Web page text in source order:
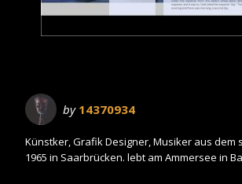
by 14370934
Künstker, Grafik Designer, Musiker aus dem
1965 in Saarbrücken. lebt am Ammersee in